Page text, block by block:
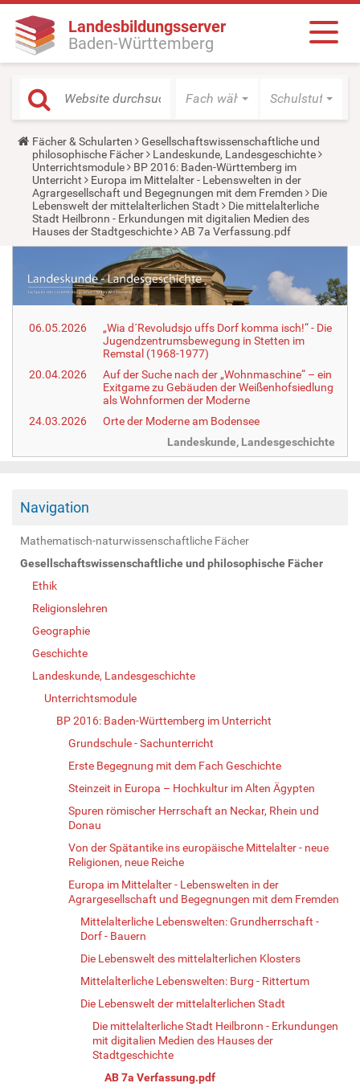
Landesbildungsserver
Baden-Württemberg
Fach wählen Schulstufe
Y
o
u
a
r
e
h
e
r
Fächer & Schularten
Gesellschaftswissenschaftliche und
philosophische Fächer
Landeskunde, Landesgeschichte
Unterrichtsmodule
BP 2016: Baden-Württemberg im
Unterricht
Europa im Mittelalter - Lebenswelten in der
Agrargesellschaft und Begegnungen mit dem Fremden
Die
Lebenswelt der mittelalterlichen Stadt
Die mittelalterliche
Stadt Heilbronn - Erkundungen mit digitalien Medien des
Hauses der Stadtgeschichte
AB 7a Verfassung.pdf
06.05.2026
„Wia d´Revoludsjo uffs Dorf komma isch!“ - Die
Jugendzentrumsbewegung in Stetten im
Remstal (1968-1977)
20.04.2026
Auf der Suche nach der „Wohnmaschine“ – ein
Exitgame zu Gebäuden der Weißenhofsiedlung
als Wohnformen der Moderne
24.03.2026
Orte der Moderne am Bodensee
Landeskunde, Landesgeschichte
Navigation
Mathematisch-naturwissenschaftliche Fächer
Gesellschaftswissenschaftliche und philosophische Fächer
Ethik
Religionslehren
Geographie
Geschichte
Landeskunde, Landesgeschichte
Unterrichtsmodule
BP 2016: Baden-Württemberg im Unterricht
Grundschule - Sachunterricht
Erste Begegnung mit dem Fach Geschichte
Steinzeit in Europa – Hochkultur im Alten Ägypten
Spuren römischer Herrschaft an Neckar, Rhein und
Donau
Von der Spätantike ins europäische Mittelalter - neue
Religionen, neue Reiche
Europa im Mittelalter - Lebenswelten in der
Agrargesellschaft und Begegnungen mit dem Fremden
Mittelalterliche Lebenswelten: Grundherrschaft -
Dorf - Bauern
Die Lebenswelt des mittelalterlichen Klosters
Mittelalterliche Lebenswelten: Burg - Rittertum
Die Lebenswelt der mittelalterlichen Stadt
Die mittelalterliche Stadt Heilbronn - Erkundungen
mit digitalien Medien des Hauses der
Stadtgeschichte
AB 7a Verfassung.pdf